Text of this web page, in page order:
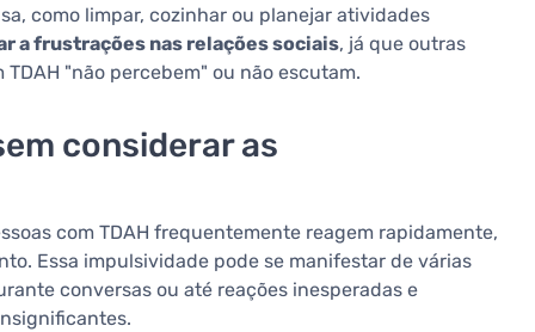
como limpar, cozinhar ou planejar atividades
a frustrações nas relações sociais, já que outras
"não percebem" ou não escutam.
considerar as
com TDAH frequentemente reagem rapidamente,
Essa impulsividade pode se manifestar de várias
conversas ou até reações inesperadas e